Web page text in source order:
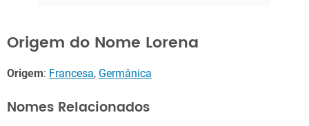
Origem do Nome Lorena
Origem: Francesa, Germânica
Nomes Relacionados